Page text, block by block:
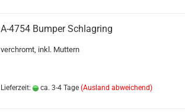
A-4754 Bumper Schlagring
verchromt, inkl. Muttern
Lieferzeit: ca. 3-4 Tage (Ausland abweichend)